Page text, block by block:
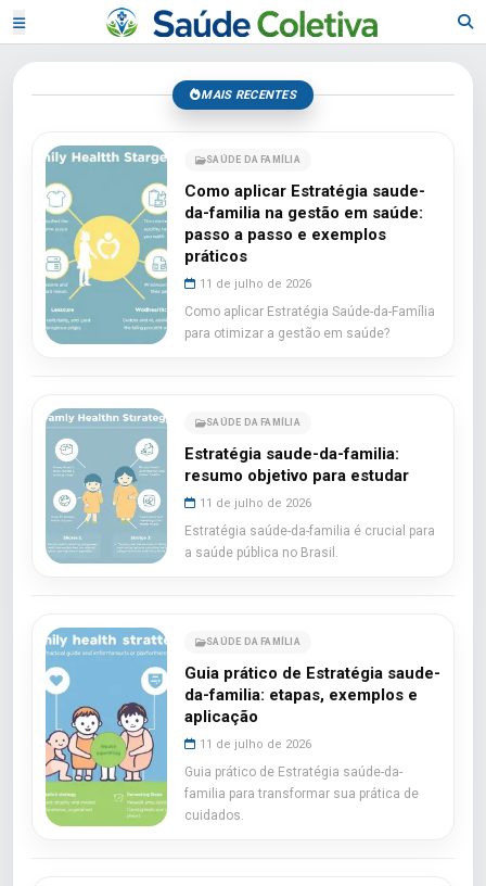
MAIS RECENTES
SAÚDE DA FAMÍLIA
Como aplicar Estratégia saude-
da-familia na gestão em saúde:
passo a passo e exemplos
práticos
11 de julho de 2026
Como aplicar Estratégia Saúde-da-Família
para otimizar a gestão em saúde?
SAÚDE DA FAMÍLIA
Estratégia saude-da-familia:
resumo objetivo para estudar
11 de julho de 2026
Estratégia saúde-da-familia é crucial para
a saúde pública no Brasil.
SAÚDE DA FAMÍLIA
Guia prático de Estratégia saude-
da-familia: etapas, exemplos e
aplicação
11 de julho de 2026
Guia prático de Estratégia saúde-da-
familia para transformar sua prática de
cuidados.